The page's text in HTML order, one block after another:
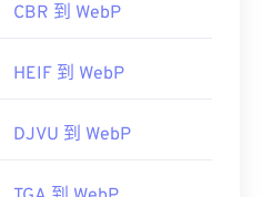
CBR 到 WebP
HEIF 到 WebP
DJVU 到 WebP